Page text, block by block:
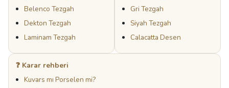
Belenco Tezgah
Dekton Tezgah
Laminam Tezgah
Gri Tezgah
Siyah Tezgah
Calacatta Desen
❓ Karar rehberi
Kuvars mı Porselen mi?